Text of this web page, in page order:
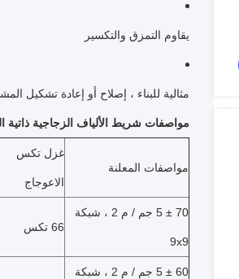
يقاوم التمزق والتكسير
مثالية للبناء ، إصلاح أو إعادة تشكيل
مواصفات شريط الألياف الزجاجية ذاتية
مواصفات المعلنة
غزل تكس
الاعوجاج
70 ± 5 جم / م 2 ، شبكة
9x9
66 تكس
60 ± 5 جم / م 2 ، شبكة